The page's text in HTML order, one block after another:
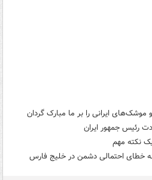
موشک‌های ایرانی را بر ما مبارک گردان
رئیس جمهور ایران
خطای احتمالی دشمن در خلیج فارس